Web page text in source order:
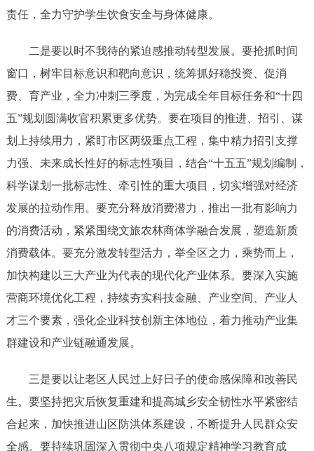
责任，全力守护学生饮食安全与身体健康。
二是要以时不我待的紧迫感推动转型发展。要抢抓时间
窗口，树牢目标意识和靶向意识，统筹抓好稳投资、促消
费、育产业，全力冲刺三季度，为完成全年目标任务和“十四
五”规划圆满收官积累更多优势。要在项目的推进、招引、谋
划上持续用力，紧盯市区两级重点工程，集中精力招引支撑
力强、未来成长性好的标志性项目，结合“十五五”规划编制，
科学谋划一批标志性、牵引性的重大项目，切实增强对经济
发展的拉动作用。要充分释放消费潜力，推出一批有影响力
的消费活动，紧紧围绕文旅农林商体学融合发展，塑造新质
消费载体。要充分激发转型活力，举全区之力，乘势而上，
加快构建以三大产业为代表的现代化产业体系。要深入实施
营商环境优化工程，持续夯实科技金融、产业空间、产业人
才三个要素，强化企业科技创新主体地位，着力推动产业集
群建设和产业链融通发展。
三是要以让老区人民过上好日子的使命感保障和改善民
生。要坚持把灾后恢复重建和提高城乡安全韧性水平紧密结
合起来，加快推进山区防洪体系建设，不断提升人民群众安
全感。要持续巩固深入贯彻中央八项规定精神学习教育成